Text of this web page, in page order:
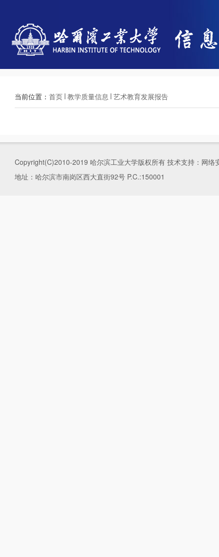
当前位置： 首页 教学质量信息 艺术教育发展报告
Copyright(C)2010-2019 哈尔滨工业大学版权所有 技术支持：网络
地址：哈尔滨市南岗区西大直街92号 P.C.:150001